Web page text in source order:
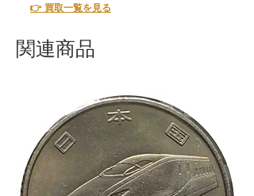
👉 買取一覧を見る
関連商品